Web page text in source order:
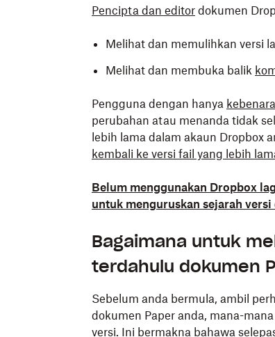
Pencipta dan editor dokumen
Melihat dan memulihkan versi
Melihat dan membuka balik
Pengguna dengan hanya
perubahan atau menanda tidak
lebih lama dalam akaun Dropbox
kembali ke versi fail yang lebih
Belum menggunakan Dropbox
untuk menguruskan sejarah versi
Bagaimana untuk
terdahulu dokumen
Sebelum anda bermula, ambil
dokumen Paper anda, mana-
versi. Ini bermakna bahawa